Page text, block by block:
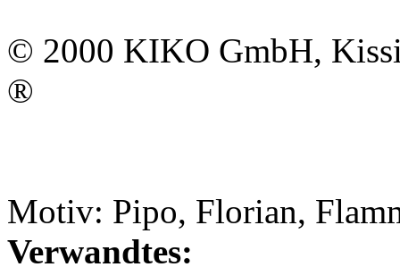
© 2000 KIKO GmbH,
®
Motiv: Pipo, Florian,
Verwandtes: